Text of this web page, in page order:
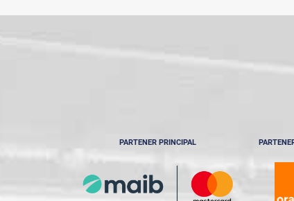
PARTENER PRINCIPAL